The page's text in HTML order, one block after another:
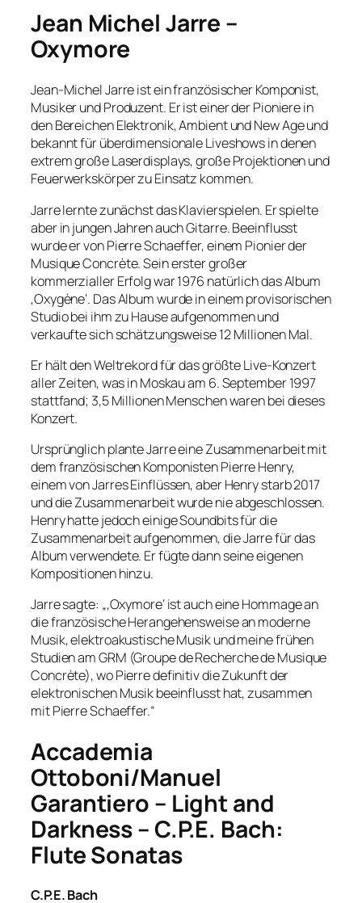
Jean Michel Jarre –
Oxymore
Jean-Michel Jarre ist ein französischer Komponist,
Musiker und Produzent. Er ist einer der Pioniere in
den Bereichen Elektronik, Ambient und New Age und
bekannt für überdimensionale Liveshows in denen
extrem große Laserdisplays, große Projektionen und
Feuerwerkskörper zu Einsatz kommen.
Jarre lernte zunächst das Klavierspielen. Er spielte
aber in jungen Jahren auch Gitarre. Beeinflusst
wurde er von Pierre Schaeffer, einem Pionier der
Musique Concrète. Sein erster großer
kommerzialler Erfolg war 1976 natürlich das Album
‚Oxygène‘. Das Album wurde in einem provisorischen
Studio bei ihm zu Hause aufgenommen und
verkaufte sich schätzungsweise 12 Millionen Mal.
Er hält den Weltrekord für das größte Live-Konzert
aller Zeiten, was in Moskau am 6. September 1997
stattfand; 3,5 Millionen Menschen waren bei dieses
Konzert.
Ursprünglich plante Jarre eine Zusammenarbeit mit
dem französischen Komponisten Pierre Henry,
einem von Jarres Einflüssen, aber Henry starb 2017
und die Zusammenarbeit wurde nie abgeschlossen.
Henry hatte jedoch einige Soundbits für die
Zusammenarbeit aufgenommen, die Jarre für das
Album verwendete. Er fügte dann seine eigenen
Kompositionen hinzu.
Jarre sagte: „‚Oxymore‘ ist auch eine Hommage an
die französische Herangehensweise an moderne
Musik, elektroakustische Musik und meine frühen
Studien am GRM (Groupe de Recherche de Musique
Concrète), wo Pierre definitiv die Zukunft der
elektronischen Musik beeinflusst hat, zusammen
mit Pierre Schaeffer.“
Accademia
Ottoboni/Manuel
Garantiero – Light and
Darkness – C.P.E. Bach:
Flute Sonatas
C.P.E. Bach